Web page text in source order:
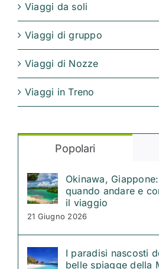
Viaggi da soli
Viaggi di gruppo
Viaggi di Nozze
Viaggi in Treno
Popolari
Okinawa,
quando andare e
il viaggio
21 Giugno 2026
I paradisi nascosti
belle spiagge della